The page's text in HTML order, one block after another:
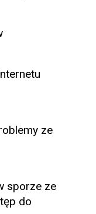
ze
sporze ze
do